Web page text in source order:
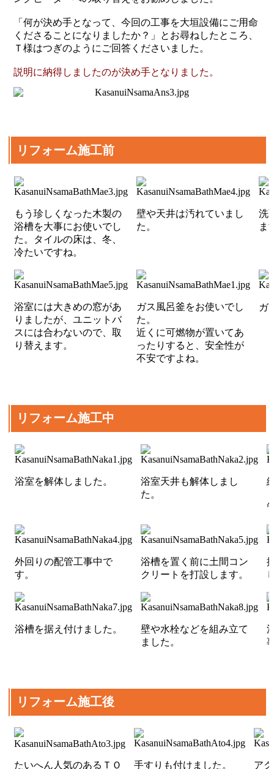
「何が決め手となって、今回の工事を大垣設備にご用命
くださることになりましたか？」とお尋ねしたところ、
Ｔ様はつぎのようにご回答くださいました。
説明に納得しましたのが決め手となりました。
リフォーム施工前
もう珍しくなった木製の
浴槽を大事にお使いでし
た。タイルの床は、冬、
冷たいですね。
壁や天井は汚れていまし
た。
洗
ま
浴室には大きめの窓があ
りましたが、ユニットバ
スには合わないので、取
り替えます。
ガス風呂釜をお使いでし
た。
近くに可燃物が置いてあ
ったりすると、安全性が
不安ですよね。
ガ
リフォーム施工中
浴室を解体しました。
浴室天井も解体しまし
た。
外回りの配管工事中で
す。
浴槽を置く前に土間コン
クリートを打設します。
浴槽を据え付けました。
壁や水栓などを組み立て
ました。
リフォーム施工後
たいへん人気のあるＴＯ 手すりも付けました。 ア